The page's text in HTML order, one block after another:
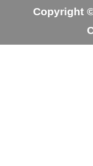
Copyright